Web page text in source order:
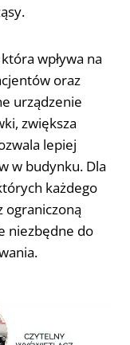
wpływa na
oraz
urządzenie
zwiększa
lepiej
w budynku. Dla
każdego
ograniczoną
niezbędne do